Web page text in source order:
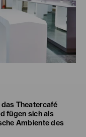
Theatercafé
fügen sich als
Ambiente des